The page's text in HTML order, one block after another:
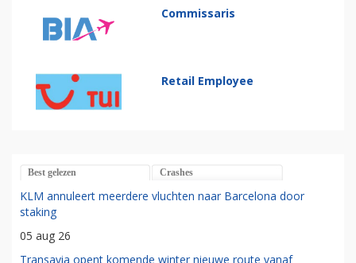
Commissaris
Retail Employee
Best gelezen Crashes
KLM annuleert meerdere vluchten naar Barcelona door
staking
05 aug 26
Transavia opent komende winter nieuwe route vanaf